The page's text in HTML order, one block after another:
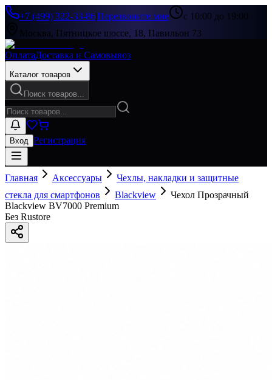
+7 (499) 322-33-86|Перезвоните мне
с 10:00 до 19:00
Москва, Пятницкое шоссе, 18, Павильон 73
ОплатаДоставка и Самовывоз
Каталог товаров
Поиск товаров...
Вход Регистрация
Главная Аксессуары
Чехлы, накладки и защитные
стекла для смартфонов
Blackview
Чехол Прозрачный
Blackview BV7000 Premium
Без Rustore